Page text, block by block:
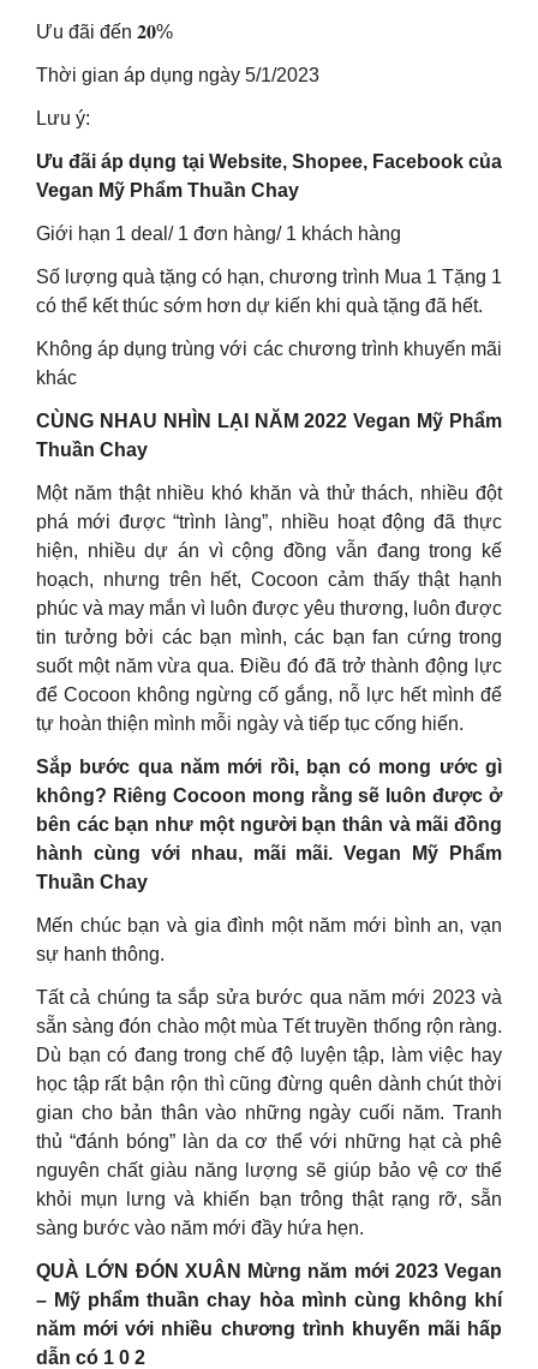
Ưu đãi đến 𝟐𝟎%
Thời gian áp dụng ngày 5/1/2023
Lưu ý:
Ưu đãi áp dụng tại Website, Shopee, Facebook của
Vegan Mỹ Phẩm Thuần Chay
Giới hạn 1 deal/ 1 đơn hàng/ 1 khách hàng
Số lượng quà tặng có hạn, chương trình Mua 1 Tặng 1
có thể kết thúc sớm hơn dự kiến khi quà tặng đã hết.
Không áp dụng trùng với các chương trình khuyến mãi
khác
CÙNG NHAU NHÌN LẠI NĂM 2022 Vegan Mỹ Phẩm
Thuần Chay
Một năm thật nhiều khó khăn và thử thách, nhiều đột
phá mới được “trình làng”, nhiều hoạt động đã thực
hiện, nhiều dự án vì cộng đồng vẫn đang trong kế
hoạch, nhưng trên hết, Cocoon cảm thấy thật hạnh
phúc và may mắn vì luôn được yêu thương, luôn được
tin tưởng bởi các bạn mình, các bạn fan cứng trong
suốt một năm vừa qua. Điều đó đã trở thành động lực
để Cocoon không ngừng cố gắng, nỗ lực hết mình để
tự hoàn thiện mình mỗi ngày và tiếp tục cống hiến.
Sắp bước qua năm mới rồi, bạn có mong ước gì
không? Riêng Cocoon mong rằng sẽ luôn được ở
bên các bạn như một người bạn thân và mãi đồng
hành cùng với nhau, mãi mãi. Vegan Mỹ Phẩm
Thuần Chay
Mến chúc bạn và gia đình một năm mới bình an, vạn
sự hanh thông.
Tất cả chúng ta sắp sửa bước qua năm mới 2023 và
sẵn sàng đón chào một mùa Tết truyền thống rộn ràng.
Dù bạn có đang trong chế độ luyện tập, làm việc hay
học tập rất bận rộn thì cũng đừng quên dành chút thời
gian cho bản thân vào những ngày cuối năm. Tranh
thủ “đánh bóng” làn da cơ thể với những hạt cà phê
nguyên chất giàu năng lượng sẽ giúp bảo vệ cơ thể
khỏi mụn lưng và khiến bạn trông thật rạng rỡ, sẵn
sàng bước vào năm mới đầy hứa hẹn.
QUÀ LỚN ĐÓN XUÂN Mừng năm mới 2023 Vegan
– Mỹ phẩm thuần chay hòa mình cùng không khí
năm mới với nhiều chương trình khuyến mãi hấp
dẫn có 1 0 2